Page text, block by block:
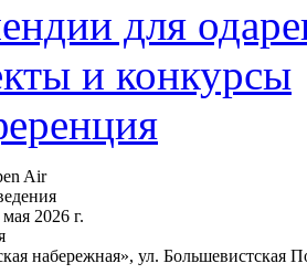
для
и конкурсы
Air
2026 г.
набережная», ул.